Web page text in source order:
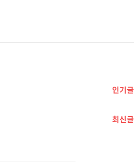
추
정
인기글
최신글